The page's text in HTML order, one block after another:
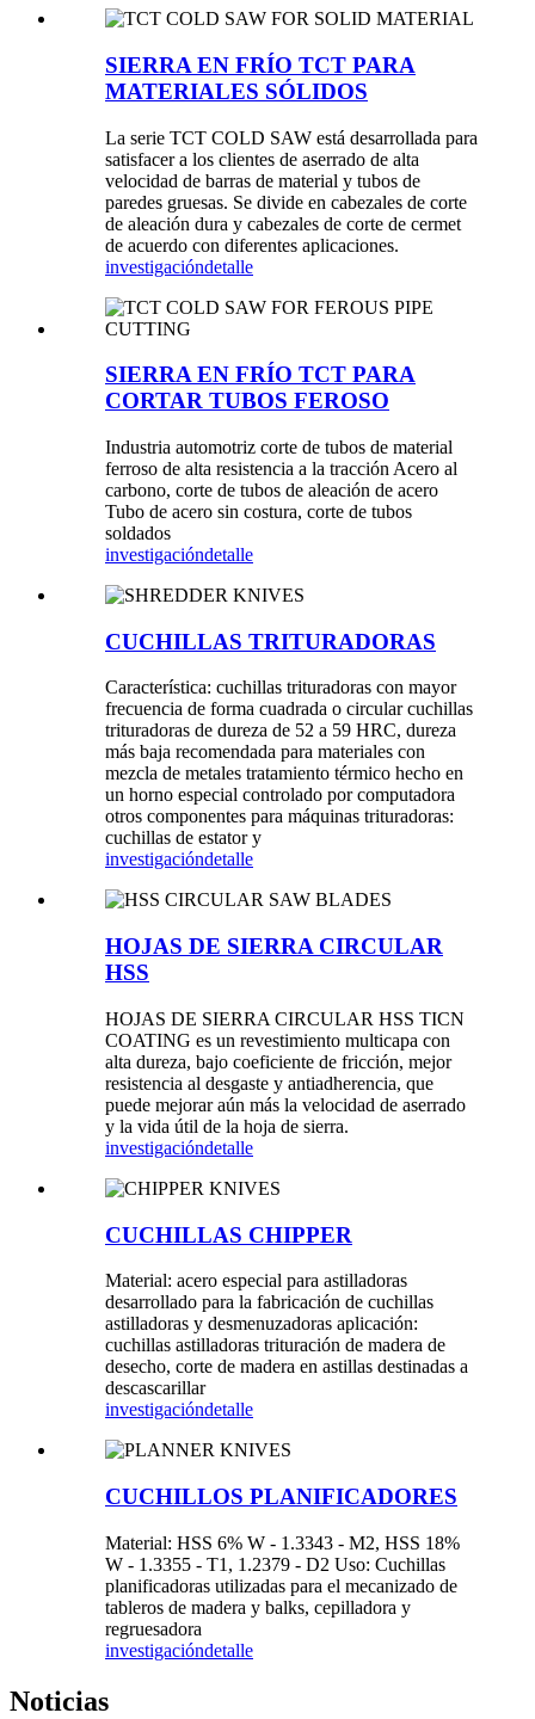
SIERRA EN FRÍO TCT PARA
MATERIALES SÓLIDOS
La serie TCT COLD SAW está desarrollada para
satisfacer a los clientes de aserrado de alta
velocidad de barras de material y tubos de
paredes gruesas. Se divide en cabezales de corte
de aleación dura y cabezales de corte de cermet
de acuerdo con diferentes aplicaciones.
investigacióndetalle
SIERRA EN FRÍO TCT PARA
CORTAR TUBOS FEROSO
Industria automotriz corte de tubos de material
ferroso de alta resistencia a la tracción Acero al
carbono, corte de tubos de aleación de acero
Tubo de acero sin costura, corte de tubos
soldados
investigacióndetalle
CUCHILLAS TRITURADORAS
Característica: cuchillas trituradoras con mayor
frecuencia de forma cuadrada o circular cuchillas
trituradoras de dureza de 52 a 59 HRC, dureza
más baja recomendada para materiales con
mezcla de metales tratamiento térmico hecho en
un horno especial controlado por computadora
otros componentes para máquinas trituradoras:
cuchillas de estator y
investigacióndetalle
HOJAS DE SIERRA CIRCULAR
HSS
HOJAS DE SIERRA CIRCULAR HSS TICN
COATING es un revestimiento multicapa con
alta dureza, bajo coeficiente de fricción, mejor
resistencia al desgaste y antiadherencia, que
puede mejorar aún más la velocidad de aserrado
y la vida útil de la hoja de sierra.
investigacióndetalle
CUCHILLAS CHIPPER
Material: acero especial para astilladoras
desarrollado para la fabricación de cuchillas
astilladoras y desmenuzadoras aplicación:
cuchillas astilladoras trituración de madera de
desecho, corte de madera en astillas destinadas a
descascarillar
investigacióndetalle
CUCHILLOS PLANIFICADORES
Material: HSS 6% W - 1.3343 - M2, HSS 18%
W - 1.3355 - T1, 1.2379 - D2 Uso: Cuchillas
planificadoras utilizadas para el mecanizado de
tableros de madera y balks, cepilladora y
regruesadora
investigacióndetalle
Noticias